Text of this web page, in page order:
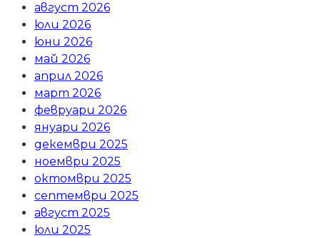
август 2026
юли 2026
юни 2026
май 2026
април 2026
март 2026
февруари 2026
януари 2026
декември 2025
ноември 2025
октомври 2025
септември 2025
август 2025
юли 2025